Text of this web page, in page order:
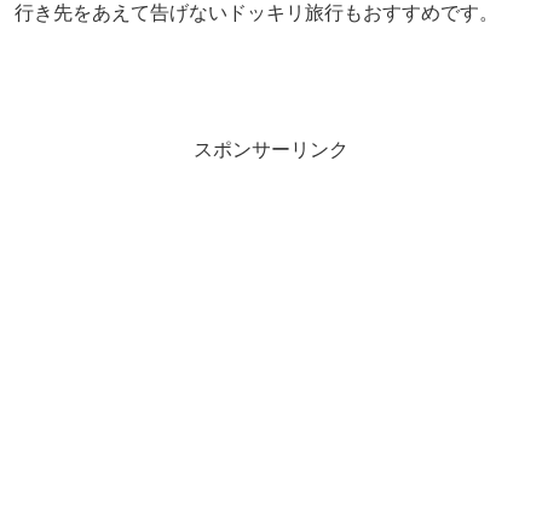
行き先をあえて告げないドッキリ旅行もおすすめです。
スポンサーリンク